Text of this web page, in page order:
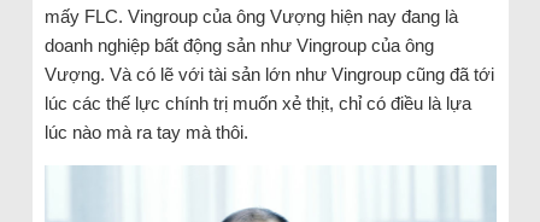
mấy FLC. Vingroup của ông Vượng hiện nay đang là
doanh nghiệp bất động sản như Vingroup của ông
Vượng. Và có lẽ với tài sản lớn như Vingroup cũng đã tới
lúc các thế lực chính trị muốn xẻ thịt, chỉ có điều là lựa
lúc nào mà ra tay mà thôi.